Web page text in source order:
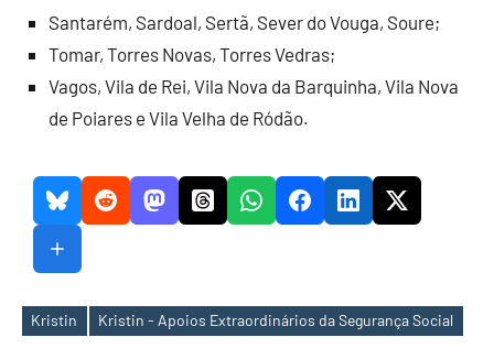
Santarém, Sardoal, Sertã, Sever do Vouga, Soure;
Tomar, Torres Novas, Torres Vedras;
Vagos, Vila de Rei, Vila Nova da Barquinha, Vila Nova
de Poiares e Vila Velha de Ródão.
Etiquetas
Kristin Kristin - Apoios Extraordinários da Segurança Social